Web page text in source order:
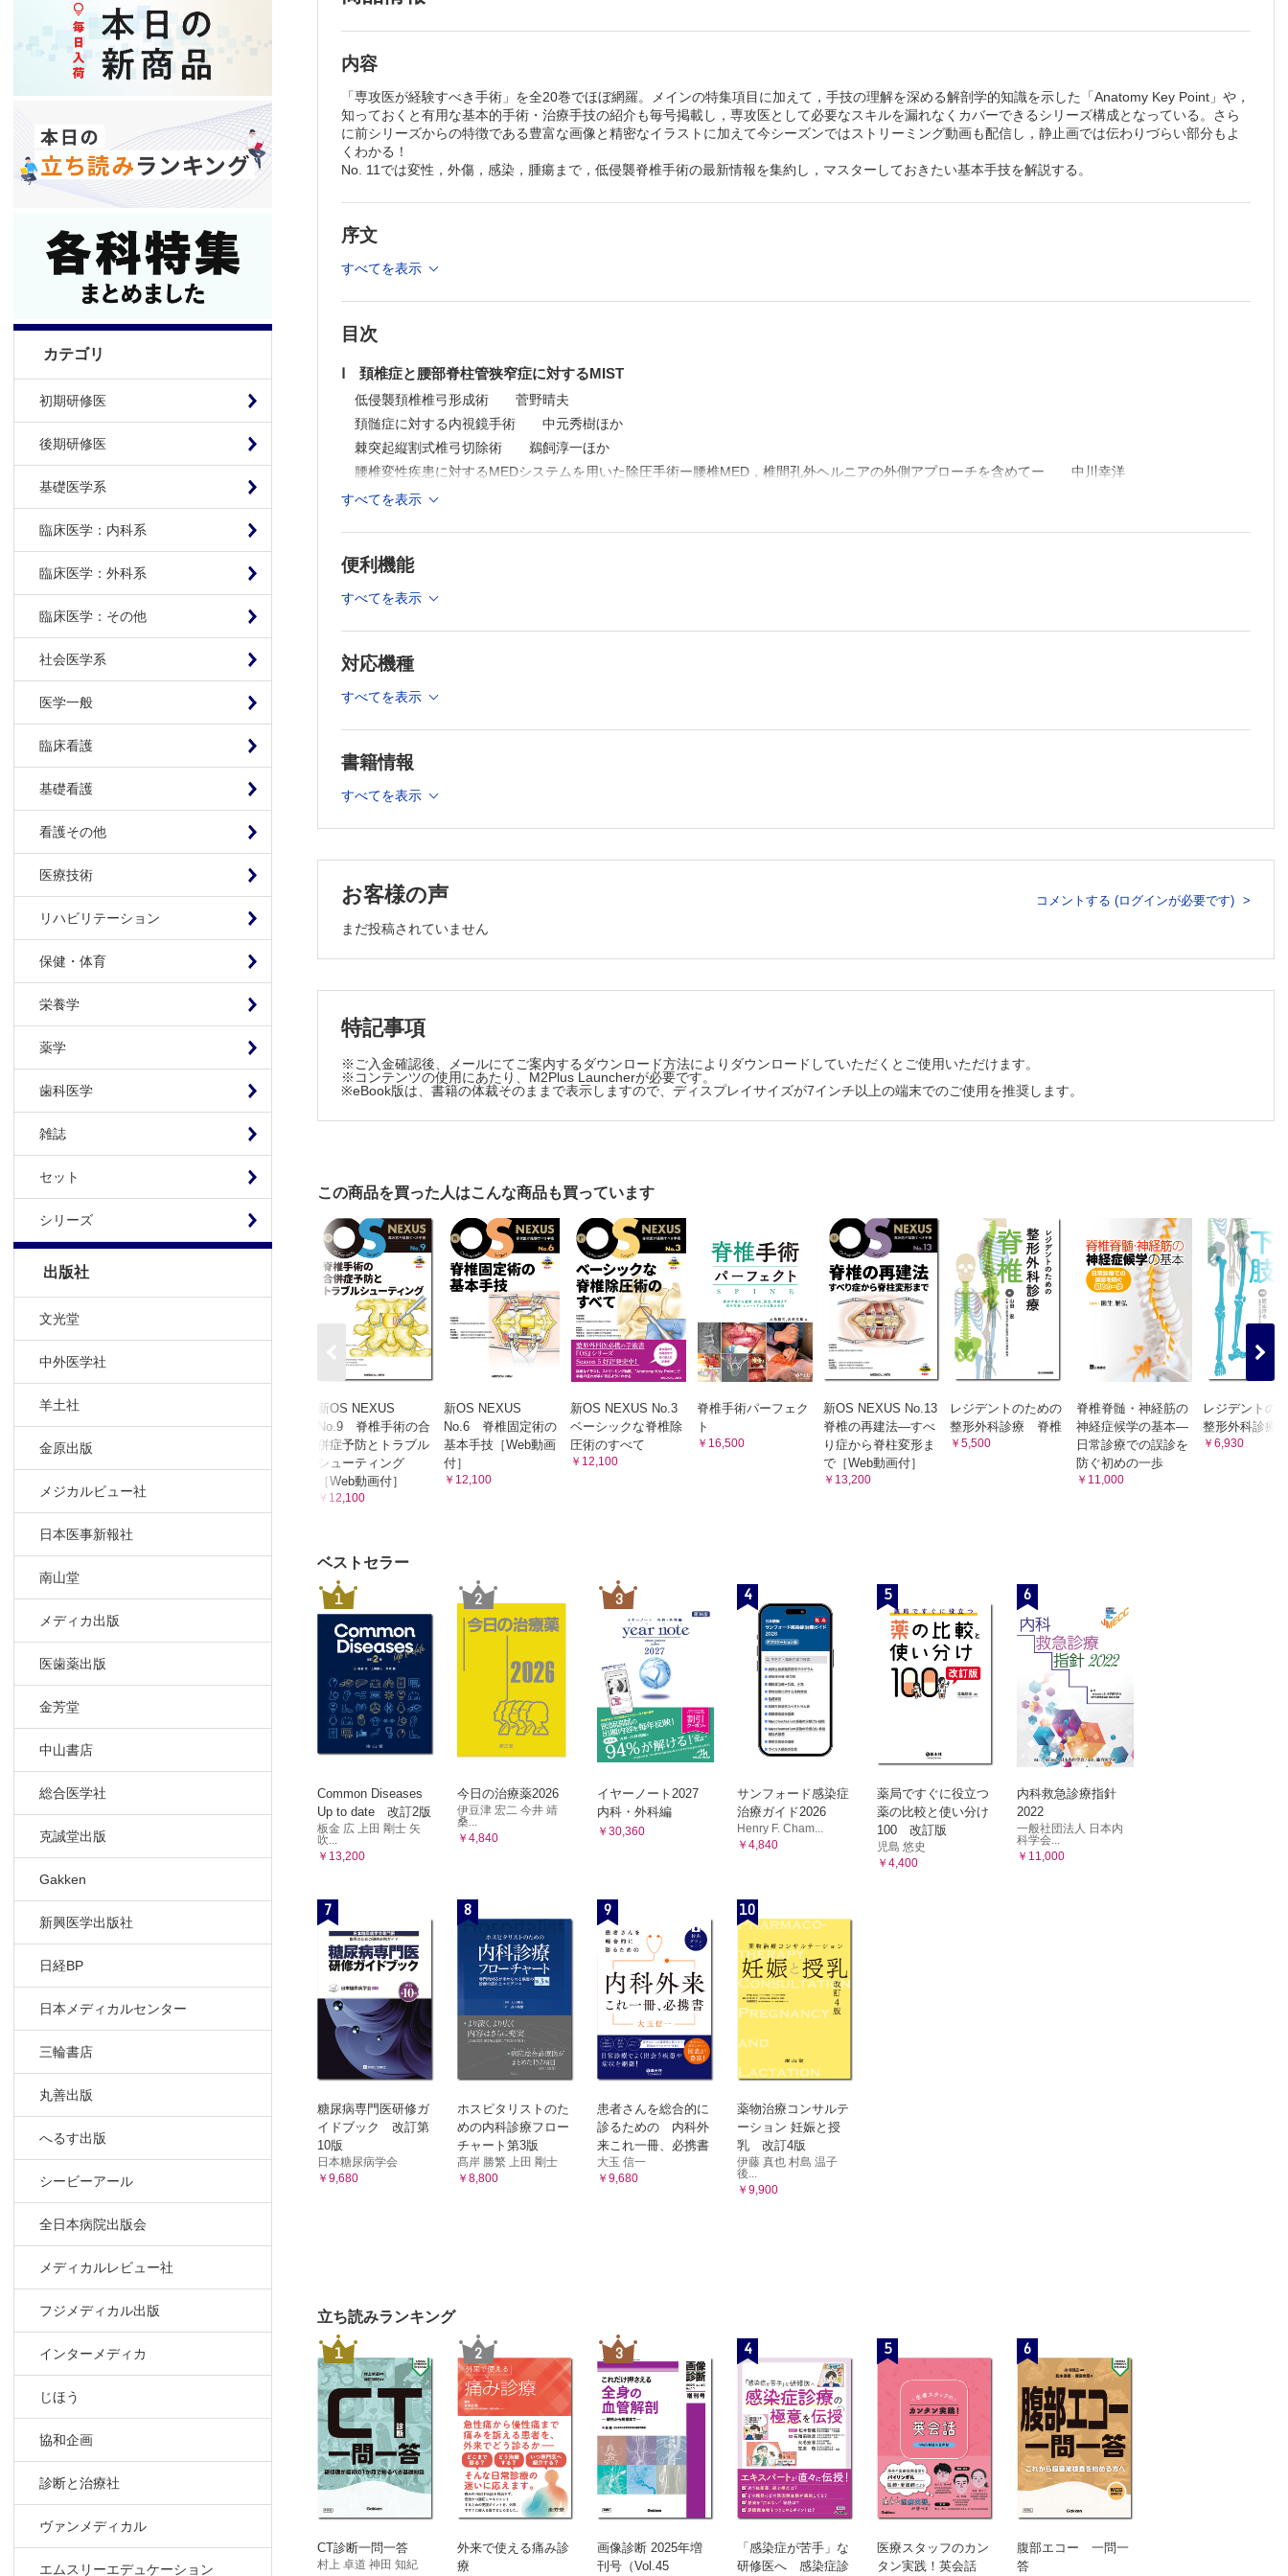
カテゴリ
初期研修医
後期研修医
基礎医学系
臨床医学：内科系
臨床医学：外科系
臨床医学：その他
社会医学系
医学一般
臨床看護
基礎看護
看護その他
医療技術
リハビリテーション
保健・体育
栄養学
薬学
歯科医学
雑誌
セット
シリーズ
出版社
文光堂
中外医学社
羊土社
金原出版
メジカルビュー社
日本医事新報社
南山堂
メディカ出版
医歯薬出版
金芳堂
中山書店
総合医学社
克誠堂出版
Gakken
新興医学出版社
日経BP
日本メディカルセンター
三輪書店
丸善出版
へるす出版
シービーアール
全日本病院出版会
メディカルレビュー社
フジメディカル出版
インターメディカ
じほう
協和企画
診断と治療社
ヴァンメディカル
エムスリーエデュケーション
X線透視下経皮的椎弓根スクリュー挿入法 竹内拓海
内容
「専攻医が経験すべき手術」を全20巻でほぼ網羅。メインの特集項目に加えて，手技の理解を深める解剖学的知識を示した「Anatomy Key Point」や，
知っておくと有用な基本的手術・治療手技の紹介も毎号掲載し，専攻医として必要なスキルを漏れなくカバーできるシリーズ構成となっている。さら
に前シリーズからの特徴である豊富な画像と精密なイラストに加えて今シーズンではストリーミング動画も配信し，静止画では伝わりづらい部分もよ
くわかる！
No. 11では変性，外傷，感染，腫瘍まで，低侵襲脊椎手術の最新情報を集約し，マスターしておきたい基本手技を解説する。
序文
すべてを表示
目次
Ⅰ 頚椎症と腰部脊柱管狭窄症に対するMIST
低侵襲頚椎椎弓形成術 菅野晴夫
頚髄症に対する内視鏡手術 中元秀樹ほか
棘突起縦割式椎弓切除術 鵜飼淳一ほか
腰椎変性疾患に対するMEDシステムを用いた除圧手術ー腰椎MED，椎間孔外ヘルニアの外側アプローチを含めてー 中川幸洋
Tubular MIS-TLIF 富田 卓
成人脊柱変形に対するLLIFとPPSを用いたcircumferential minimally invasive surgery 石原昌幸ほか
脊椎外傷に対する最小侵襲脊椎治療（minimally invasive spine treatment；MIST）の手術手技 伊藤康夫ほか
脊髄刺激療法（SCS） 金子剛士ほか
Ⅲ MISTの工夫
脊椎手術支援ロボットのMISTへの応用：ロボット支援経皮的椎弓根スクリュー 赤澤 努
Ⅳ 最新トピックス
X線透視下経皮的椎弓根スクリュー挿入法 竹内拓海
全内視鏡下脊椎手術の基本（transforaminal approach） 藤本秀太郎ほか
すべてを表示
便利機能
すべてを表示
対応機種
すべてを表示
書籍情報
すべてを表示
お客様の声 コメントする (ログインが必要です)
まだ投稿されていません
特記事項
※ご入金確認後、メールにてご案内するダウンロード方法によりダウンロードしていただくとご使用いただけます。
※コンテンツの使用にあたり、M2Plus Launcherが必要です。
※eBook版は、書籍の体裁そのままで表示しますので、ディスプレイサイズが7インチ以上の端末でのご使用を推奨します。
この商品を買った人はこんな商品も買っています
新OS NEXUS
No.9 脊椎手術の合
併症予防とトラブル
シューティング
［Web動画付］
￥12,100
新OS NEXUS
No.6 脊椎固定術の
基本手技［Web動画
付］
￥12,100
新OS NEXUS No.3
ベーシックな脊椎除
圧術のすべて
￥12,100
脊椎手術パーフェク
ト
￥16,500
新OS NEXUS No.13
脊椎の再建法—すべ
り症から脊柱変形ま
で［Web動画付］
￥13,200
レジデントのための
整形外科診療 脊椎
￥5,500
脊椎脊髄・神経筋の
神経症候学の基本―
日常診療での誤診を
防ぐ初めの一歩
￥11,000
レジデントの
整形外科診療
￥6,930
ベストセラー
1
Common Diseases
Up to date 改訂2版
板金 広 上田 剛士 矢
吹...
￥13,200
2
今日の治療薬2026
伊豆津 宏二 今井 靖
桑...
￥4,840
3
イヤーノート2027
内科・外科編
￥30,360
4
サンフォード感染症
治療ガイド2026
Henry F. Cham...
￥4,840
5
薬局ですぐに役立つ
薬の比較と使い分け
100 改訂版
児島 悠史
￥4,400
6
内科救急診療指針
2022
一般社団法人 日本内
科学会...
￥11,000
7
糖尿病専門医研修ガ
イドブック 改訂第
10版
日本糖尿病学会
￥9,680
8
ホスピタリストのた
めの内科診療フロー
チャート第3版
髙岸 勝繁 上田 剛士
￥8,800
9
患者さんを総合的に
診るための 内科外
来これ一冊、必携書
大玉 信一
￥9,680
10
薬物治療コンサルテ
ーション 妊娠と授
乳 改訂4版
伊藤 真也 村島 温子
後...
￥9,900
立ち読みランキング
1
CT診断一問一答
村上 卓道 神田 知紀
2
外来で使える痛み診
療
3
画像診断 2025年増
刊号（Vol.45
4
「感染症が苦手」な
研修医へ 感染症診
5
医療スタッフのカン
タン実践！英会話
6
腹部エコー 一問一
答